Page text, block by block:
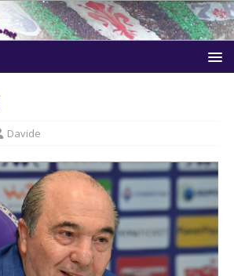
Davide